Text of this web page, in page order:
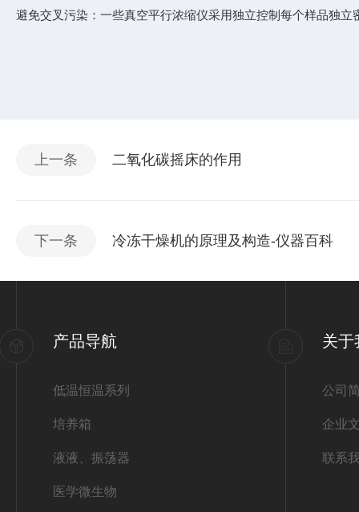
避免交叉污染：一些真空平行浓缩仪采用独立控制每个样品独
上一条 二氧化碳摇床的作用
下一条 冷冻干燥机的原理及构造-仪器百科
产品导航
低温恒温系列
培养箱
液液、振荡器
医学微生物
关于
公司
企业
联系